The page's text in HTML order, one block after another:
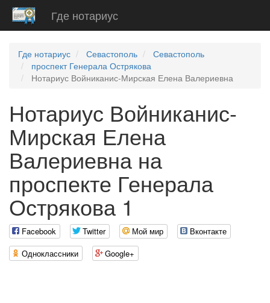
Где нотариус
Где нотариус Севастополь
Севастополь
проспект Генерала Острякова
Нотариус Войниканис-Мирская Елена Валериевна
Нотариус Войниканис-
Мирская Елена
Валериевна на
проспекте Генерала
Острякова 1
Facebook Twitter Мой мир
Вконтакте
Одноклассники
Google+